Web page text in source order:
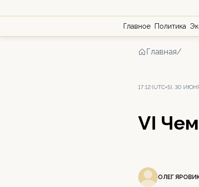
Главное Политика
Главная/
17:12 (UTC+5), 30
VI
ОЛЕГ